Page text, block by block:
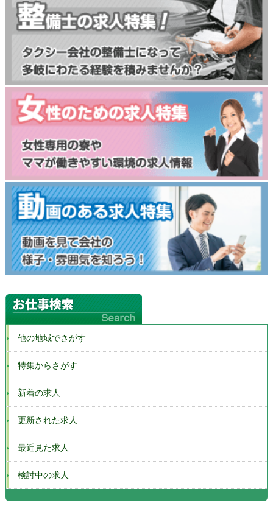
他の地域でさがす
特集からさがす
新着の求人
更新された求人
最近見た求人
検討中の求人